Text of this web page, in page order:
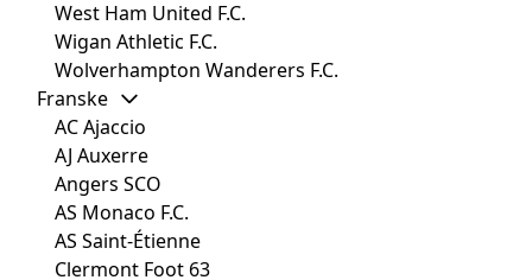
West Ham United F.C.
Wigan Athletic F.C.
Wolverhampton Wanderers F.C.
Franske
AC Ajaccio
AJ Auxerre
Angers SCO
AS Monaco F.C.
AS Saint-Étienne
Clermont Foot 63